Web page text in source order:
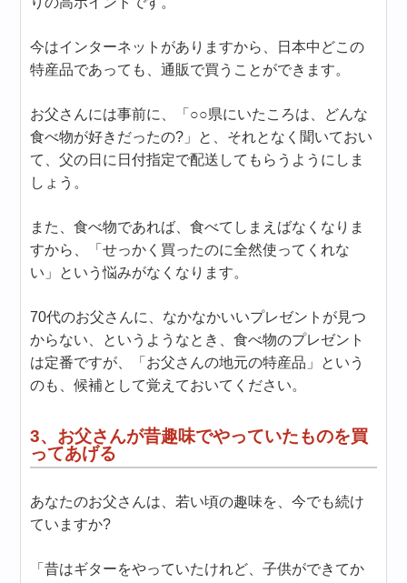
今はインターネットがありますから、日本中どこの
特産品であっても、通販で買うことができます。
お父さんには事前に、「○○県にいたころは、どんな
食べ物が好きだったの?」と、それとなく聞いておい
て、父の日に日付指定で配送してもらうようにしま
しょう。
また、食べ物であれば、食べてしまえばなくなりま
すから、「せっかく買ったのに全然使ってくれな
い」という悩みがなくなります。
70代のお父さんに、なかなかいいプレゼントが見つ
からない、というようなとき、食べ物のプレゼント
は定番ですが、「お父さんの地元の特産品」という
のも、候補として覚えておいてください。
3、お父さんが昔趣味でやっていたものを買
ってあげる
あなたのお父さんは、若い頃の趣味を、今でも続け
ていますか?
「昔はギターをやっていたけれど、子供ができてか